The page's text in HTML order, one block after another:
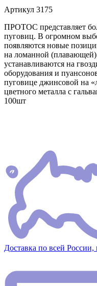
Артикул 3175
ПРОТОС представляет
пуговиц. В огромном
появляются новые
на ломанной
устанавливаются на
оборудования и
пуговице джинсовой на
цветного металла с
100шт
Доставка по всей